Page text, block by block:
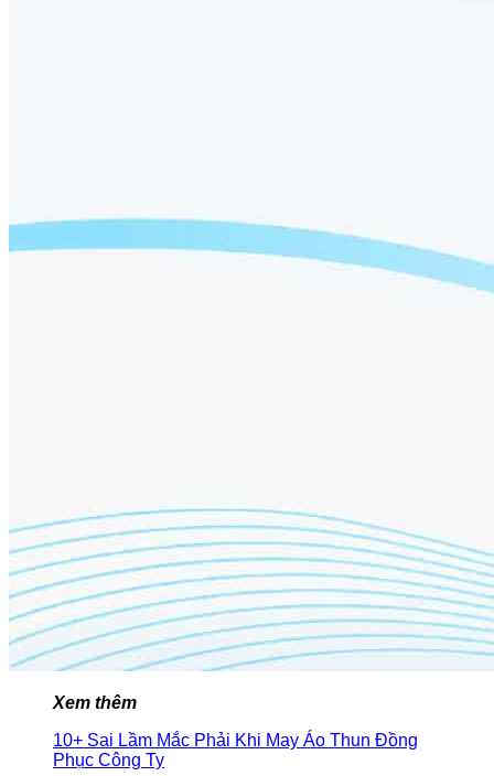
Xem thêm
10+ Sai Lầm Mắc Phải Khi May Áo Thun Đồng
Phục Công Ty